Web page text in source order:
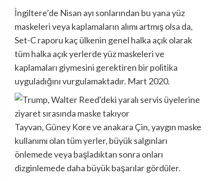
İngiltere’de Nisan ayı sonlarından bu yana yüz
maskeleri veya kaplamaların alımı artmış olsa da,
Set-C raporu kaç ülkenin genel halka açık olarak
tüm halka açık yerlerde yüz maskeleri ve
kaplamaları giymesini gerektiren bir politika
uyguladığını vurgulamaktadır. Mart 2020.
Tayvan, Güney Kore ve anakara Çin, yaygın maske
kullanımı olan tüm yerler, büyük salgınları
önlemede veya başladıktan sonra onları
dizginlemede daha büyük başarılar gördüler.